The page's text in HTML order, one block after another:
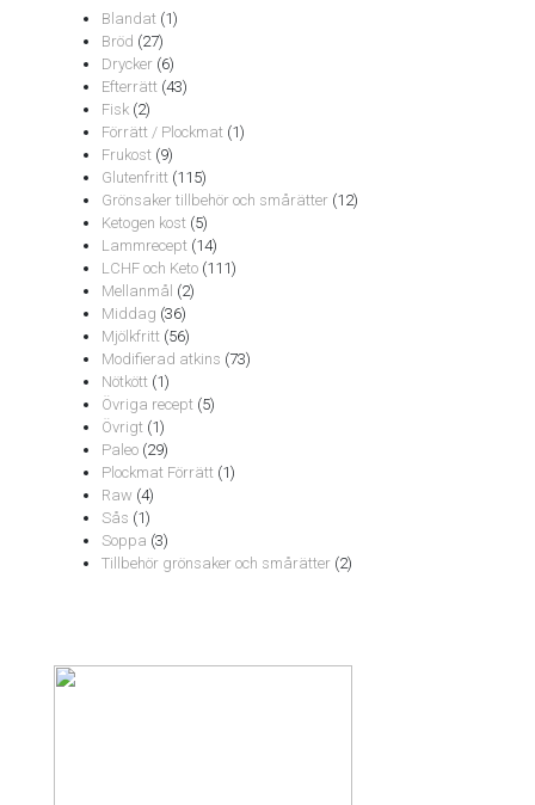
Blandat (1)
Bröd (27)
Drycker (6)
Efterrätt (43)
Fisk (2)
Förrätt / Plockmat (1)
Frukost (9)
Glutenfritt (115)
Grönsaker tillbehör och smårätter (12)
Ketogen kost (5)
Lammrecept (14)
LCHF och Keto (111)
Mellanmål (2)
Middag (36)
Mjölkfritt (56)
Modifierad atkins (73)
Nötkött (1)
Övriga recept (5)
Övrigt (1)
Paleo (29)
Plockmat Förrätt (1)
Raw (4)
Sås (1)
Soppa (3)
Tillbehör grönsaker och smårätter (2)